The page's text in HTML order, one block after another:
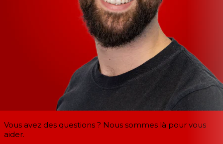
Vous avez des questions ? Nous sommes là pour vous
aider.